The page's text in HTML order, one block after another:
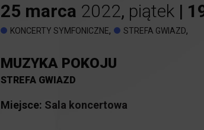
25 marca 2022, piątek |
KONCERTY SYMFONICZNE, STREFA GWIAZD,
MUZYKA POKOJU
STREFA GWIAZD
Miejsce: Sala koncertowa